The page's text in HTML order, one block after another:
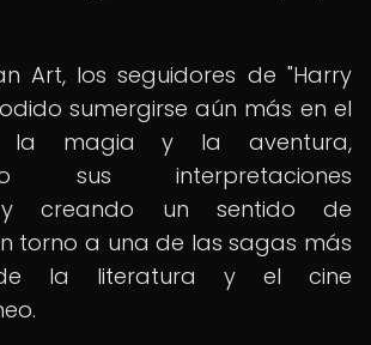
Art, los seguidores de "Harry
sumergirse aún más en el
la magia y la aventura,
sus interpretaciones
y creando un sentido de
torno a una de las sagas más
de la literatura y el cine